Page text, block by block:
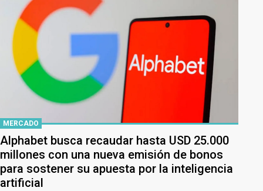
MERCADO
Alphabet busca recaudar hasta USD 25.000
millones con una nueva emisión de bonos
para sostener su apuesta por la inteligencia
artificial